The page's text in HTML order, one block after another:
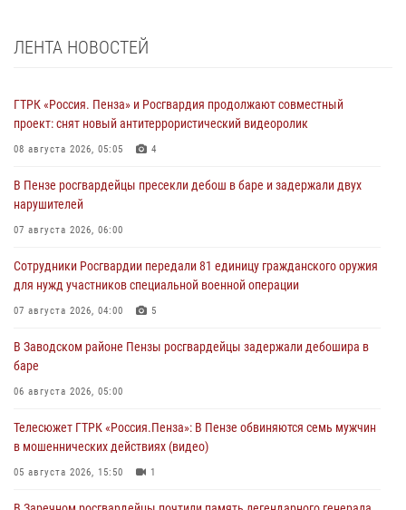
ЛЕНТА НОВОСТЕЙ
ГТРК «Россия. Пенза» и Росгвардия продолжают совместный
проект: снят новый антитеррористический видеоролик
08 августа 2026, 05:05 4
В Пензе росгвардейцы пресекли дебош в баре и задержали двух
нарушителей
07 августа 2026, 06:00
Сотрудники Росгвардии передали 81 единицу гражданского оружия
для нужд участников специальной военной операции
07 августа 2026, 04:00 5
В Заводском районе Пензы росгвардейцы задержали дебошира в
баре
06 августа 2026, 05:00
Телесюжет ГТРК «Россия.Пенза»: В Пензе обвиняются семь мужчин
в мошеннических действиях (видео)
05 августа 2026, 15:50 1